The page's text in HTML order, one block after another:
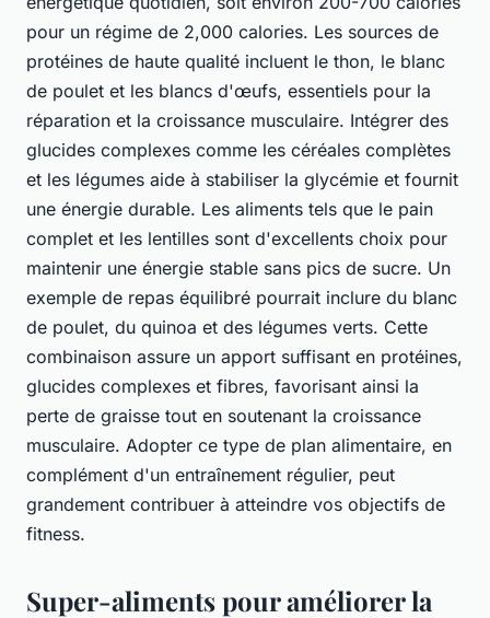
pour un régime de 2,000 calories. Les sources de
protéines de haute qualité incluent le thon, le blanc
de poulet et les blancs d'œufs, essentiels pour la
réparation et la croissance musculaire. Intégrer des
glucides complexes comme les céréales complètes
et les légumes aide à stabiliser la glycémie et fournit
une énergie durable. Les aliments tels que le pain
complet et les lentilles sont d'excellents choix pour
maintenir une énergie stable sans pics de sucre. Un
exemple de repas équilibré pourrait inclure du blanc
de poulet, du quinoa et des légumes verts. Cette
combinaison assure un apport suffisant en protéines,
glucides complexes et fibres, favorisant ainsi la
perte de graisse tout en soutenant la croissance
musculaire. Adopter ce type de plan alimentaire, en
complément d'un entraînement régulier, peut
grandement contribuer à atteindre vos objectifs de
fitness.
Super-aliments pour améliorer la